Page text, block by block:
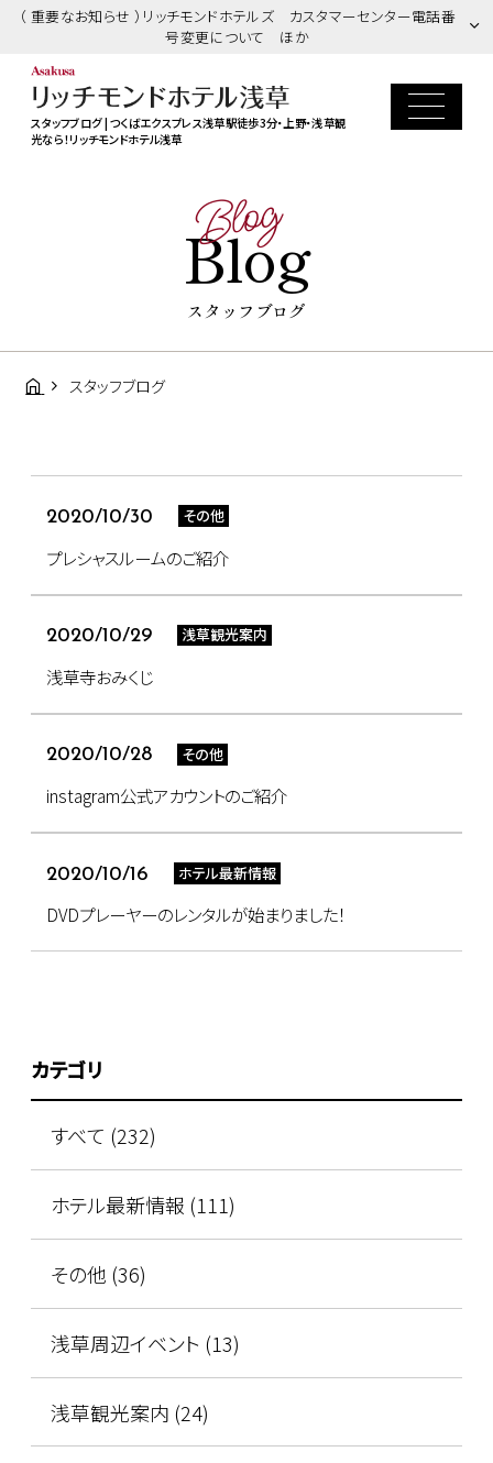
（ 重要なお知らせ ）リッチモンドホテルズ カスタマーセンター電話番
号変更について ほか
スタッフブログ | つくばエクスプレス浅草駅徒歩3分・上野・浅草観
光なら！リッチモンドホテル浅草
Blog
Blog
スタッフブログ
スタッフブログ
2020/10/30 その他
プレシャスルームのご紹介
2020/10/29 浅草観光案内
浅草寺おみくじ
2020/10/28 その他
instagram公式アカウントのご紹介
2020/10/16 ホテル最新情報
DVDプレーヤーのレンタルが始まりました！
カテゴリ
すべて (232)
ホテル最新情報 (111)
その他 (36)
浅草周辺イベント (13)
浅草観光案内 (24)